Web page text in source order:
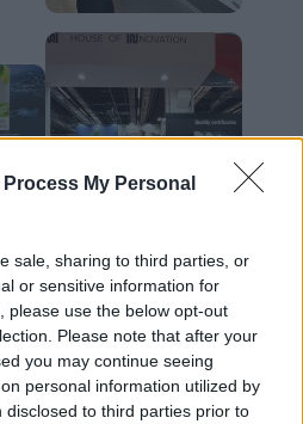
Process My Personal
sale, sharing to third parties, or
or sensitive information for
please use the below opt-out
Please note that after your
you may continue seeing
personal information utilized by
to third parties prior to